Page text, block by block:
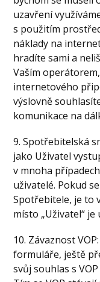
uzavření
s použitím
náklady na
hradíte sami a
Vaším
internetového
výslovně
komunikace na
9. Spotřebitelská
jako Uživatel
v mnoha
uživatelé. Pokud
Spotřebitele, je to
místo „Uživatel“ je
10. Závaznost
formuláře, ještě
svůj souhlas s